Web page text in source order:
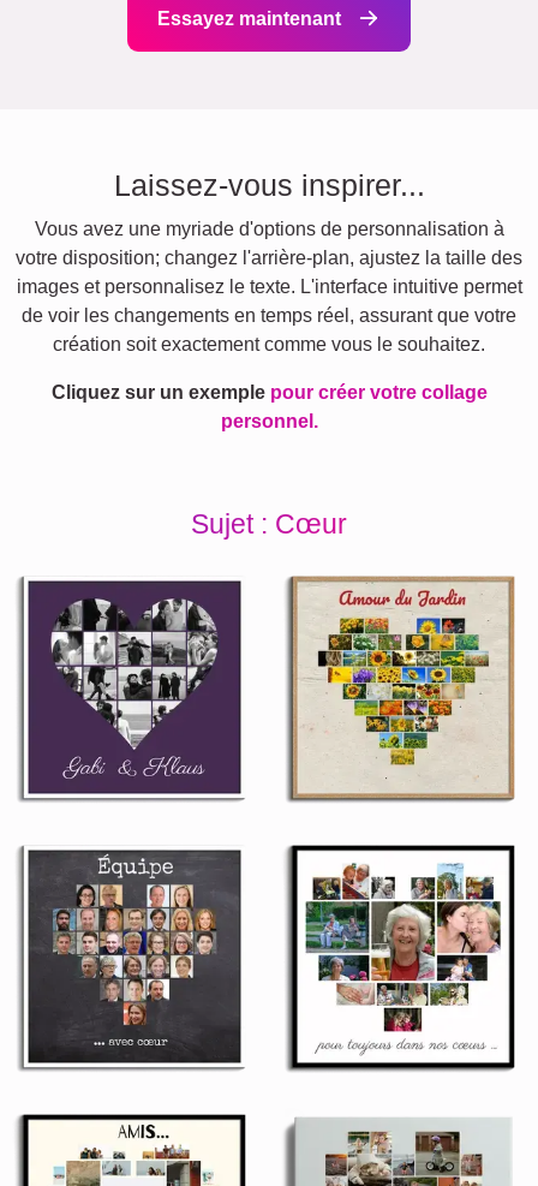
Essayez maintenant
Laissez-vous inspirer...
Vous avez une myriade d'options de personnalisation à
votre disposition; changez l'arrière-plan, ajustez la taille des
images et personnalisez le texte. L'interface intuitive permet
de voir les changements en temps réel, assurant que votre
création soit exactement comme vous le souhaitez.
Cliquez sur un exemple pour créer votre collage
personnel.
Sujet : Cœur